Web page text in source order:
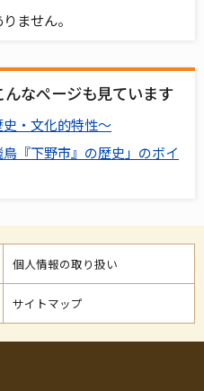
ません。
なページも見ています
史・文化的特性～
鳥『下野市』の歴史」のボイ
個人情報の取り扱い
サイトマップ